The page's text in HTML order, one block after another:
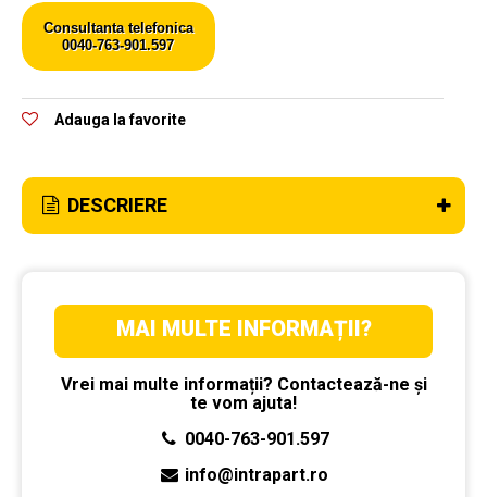
Consultanta telefonica
0040-763-901.597
Adauga la favorite
DESCRIERE
MAI MULTE INFORMAȚII?
Vrei mai multe informații? Contactează-ne și
te vom ajuta!
0040-763-901.597
info@intrapart.ro